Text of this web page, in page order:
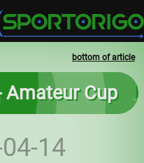
bottom of article
Amateur Cup
14